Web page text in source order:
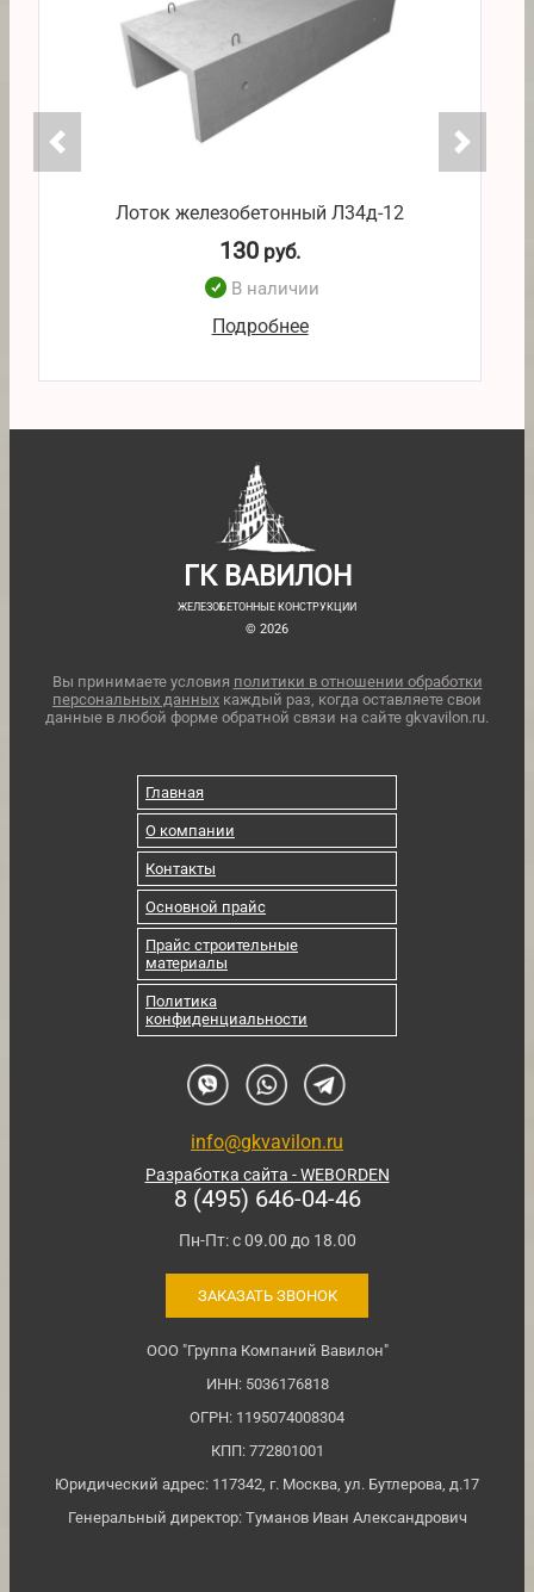
Лоток железобетонный Л34д-12
130 руб.
В наличии
Подробнее
ГК ВАВИЛОН
ЖЕЛЕЗОБЕТОННЫЕ КОНСТРУКЦИИ
© 2026
Вы принимаете условия политики в отношении обработки
персональных данных каждый раз, когда оставляете свои
данные в любой форме обратной связи на сайте gkvavilon.ru.
Главная
О компании
Контакты
Основной прайс
Прайс строительные
материалы
Политика
конфиденциальности
info@gkvavilon.ru
Разработка сайта - WEBORDEN
8 (495) 646-04-46
Пн-Пт: с 09.00 до 18.00
ЗАКАЗАТЬ ЗВОНОК
ООО "Группа Компаний Вавилон"
ИНН: 5036176818
ОГРН: 1195074008304
КПП: 772801001
Юридический адрес: 117342, г. Москва, ул. Бутлерова, д.17
Генеральный директор: Туманов Иван Александрович